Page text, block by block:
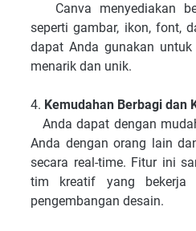
Canva menyediakan
seperti gambar, ikon, font,
dapat Anda gunakan
menarik dan unik.
4. Kemudahan Berbagi dan
Anda dapat dengan
Anda dengan orang lain
secara real-time. Fitur ini
tim kreatif yang bekerja
pengembangan desain.